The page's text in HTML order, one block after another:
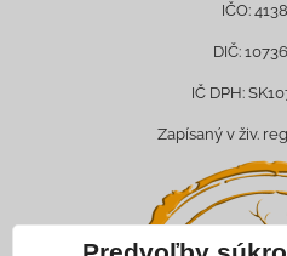
IČO:
DIČ:
IČ DPH:
Zapísaný v živ.